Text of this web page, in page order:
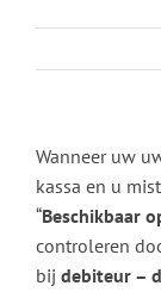
Wanneer uw
kassa en u
“Beschikbaar
controleren
bij debiteur –